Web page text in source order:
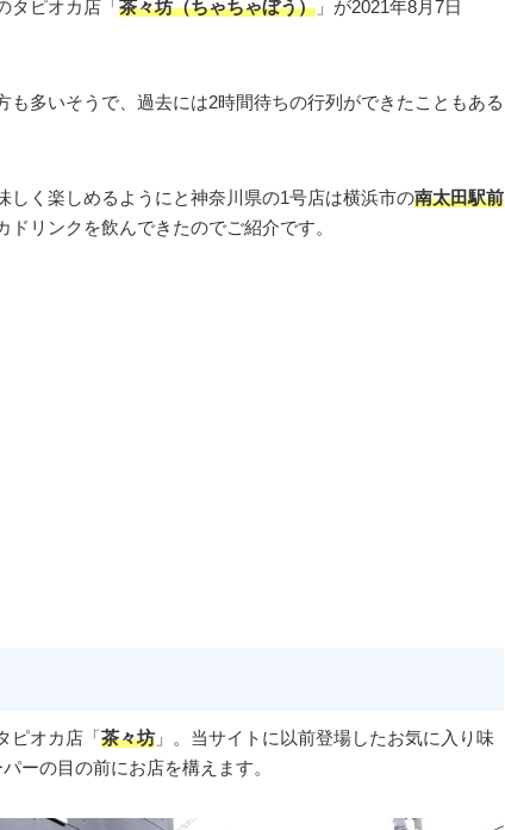
タピオカ店「茶々坊（ちゃちゃぼう） 」が2021年8月7日
多いそうで、過去には2時間待ちの行列ができたこともある
く楽しめるようにと神奈川県の1号店は横浜市の南太田駅前
リンクを飲んできたのでご紹介です。
ピオカ店「茶々坊 」。当サイトに以前登場したお気に入り味
ーの目の前にお店を構えます。